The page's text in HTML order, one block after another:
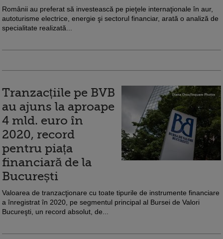
Românii au preferat să investească pe pieţele internaţionale în aur,
autoturisme electrice, energie şi sectorul financiar, arată o analiză de
specialitate realizată...
Tranzacțiile pe BVB
au ajuns la aproape
4 mld. euro în
2020, record
pentru piața
financiară de la
București
Valoarea de tranzacţionare cu toate tipurile de instrumente financiare
a înregistrat în 2020, pe segmentul principal al Bursei de Valori
Bucureşti, un record absolut, de...